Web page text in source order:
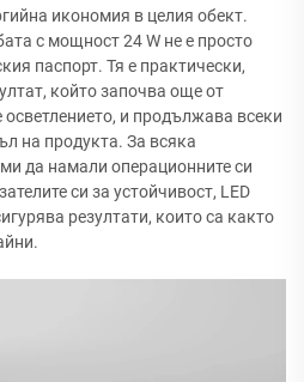
икономия в целия обект.
с мощност 24 W не е просто
паспорт. Тя е практически,
който започва още от
и продължава всеки
на продукта. За всяка
да намали операционните си
си за устойчивост, LED
резултати, които са както